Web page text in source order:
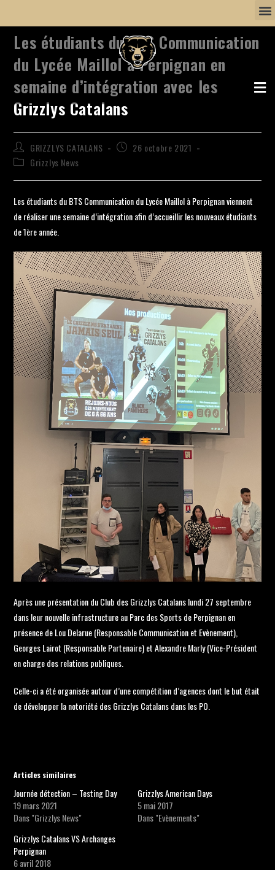
Les étudiants du BTS Communication
du Lycée Maillol à Perpignan en
semaine d’intégration avec les
Grizzlys Catalans
GRIZZLYS CATALANS
26 octobre 2021
Grizzlys News
Les étudiants du BTS Communication du Lycée Maillol à Perpignan viennent
de réaliser une semaine d’intégration afin d’accueillir les nouveaux étudiants
de 1ère année.
Après une présentation du Club des Grizzlys Catalans lundi 27 septembre
dans leur nouvelle infrastructure au Parc des Sports de Perpignan en
présence de Lou Delarue (Responsable Communication et Evènement),
Georges Lairot (Responsable Partenaire) et Alexandre Marly (Vice-Président
en charge des relations publiques.
Celle-ci a été organisée autour d’une compétition d’agences dont le but était
de développer la notoriété des Grizzlys Catalans dans les PO.
Articles similaires
Journée détection – Testing Day
19 mars 2021
Dans "Grizzlys News"
Grizzlys American Days
5 mai 2017
Dans "Evènements"
Grizzlys Catalans VS Archanges
Perpignan
6 avril 2018